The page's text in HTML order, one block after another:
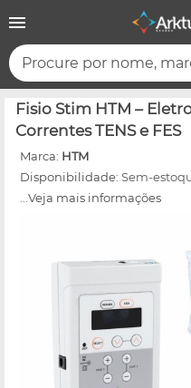
Procure por nome,
Fisio Stim HTM –
Correntes TENS e FES
Marca: HTM
Disponibilidade: Sem-
...Veja mais informações